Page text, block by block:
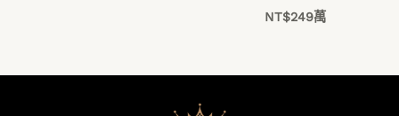
NT$249萬